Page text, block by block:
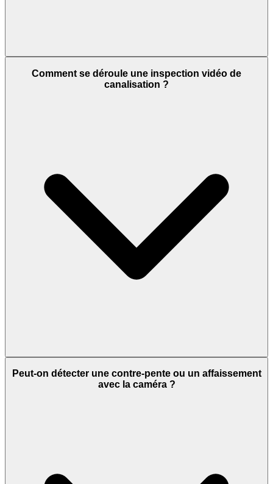
Comment se déroule une inspection vidéo de
canalisation ?
Peut-on détecter une contre-pente ou un affaissement
avec la caméra ?